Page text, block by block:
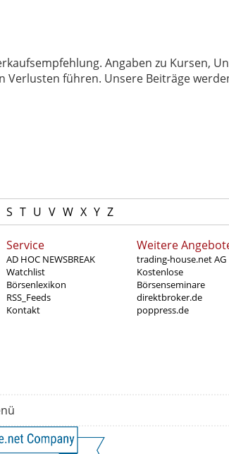
Angaben zu Kursen,
führen. Unsere Beiträge
S T U V W X Y Z
Service
AD HOC NEWSBREAK
Watchlist
Börsenlexikon
RSS_Feeds
Kontakt
Weitere
trading-house.net AG
Kostenlose
Börsenseminare
direktbroker.de
poppress.de